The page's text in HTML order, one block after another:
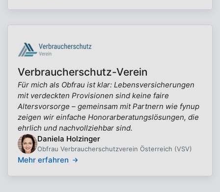
Verbraucherschutz-Verein
Für mich als Obfrau ist klar: Lebensversicherungen
mit verdeckten Provisionen sind keine faire
Altersvorsorge – gemeinsam mit Partnern wie fynup
zeigen wir einfache Honorarberatungslösungen, die
ehrlich und nachvollziehbar sind.
Daniela Holzinger
Obfrau Verbraucherschutzverein Österreich (VSV)
Mehr erfahren